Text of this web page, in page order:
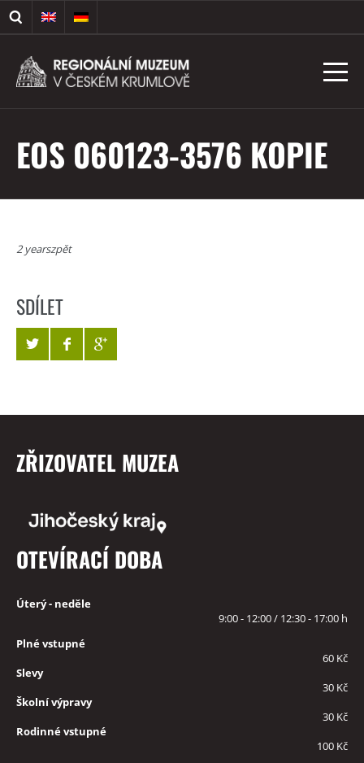
EOS 060123-3576 KOPIE
2 yearszpět
SDÍLET
ZŘIZOVATEL MUZEA
OTEVÍRACÍ DOBA
Úterý - neděle
9:00 - 12:00 / 12:30 - 17:00 h
Plné vstupné
60 Kč
Slevy
30 Kč
Školní výpravy
30 Kč
Rodinné vstupné
100 Kč